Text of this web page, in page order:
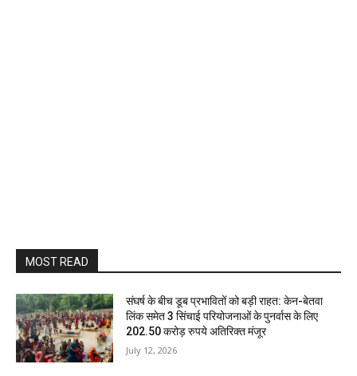
MOST READ
संघर्ष के बीच डूब प्रभावितों को बड़ी राहत: केन-बेतवा
लिंक समेत 3 सिंचाई परियोजनाओं के पुनर्वास के लिए
202.50 करोड़ रुपये अतिरिक्त मंजूर
July 12, 2026